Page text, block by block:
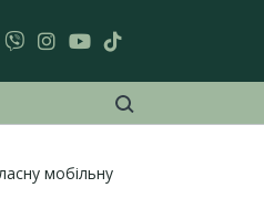
мобільну